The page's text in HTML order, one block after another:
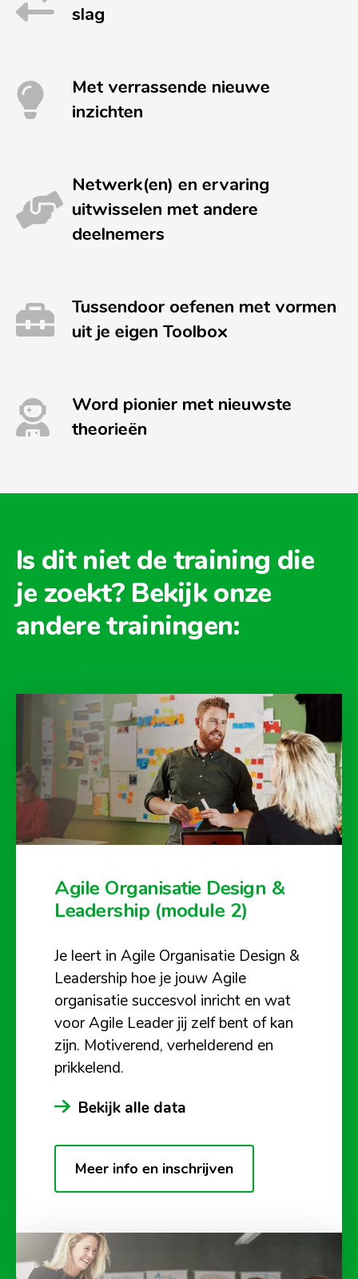
slag
Met verrassende nieuwe
inzichten
Netwerk(en) en ervaring
uitwisselen met andere
deelnemers
Tussendoor oefenen met vormen
uit je eigen Toolbox
Word pionier met nieuwste
theorieën
Is dit niet de training die
je zoekt? Bekijk onze
andere trainingen:
Agile Organisatie Design &
Leadership (module 2)
Je leert in Agile Organisatie Design &
Leadership hoe je jouw Agile
organisatie succesvol inricht en wat
voor Agile Leader jij zelf bent of kan
zijn. Motiverend, verhelderend en
prikkelend.
Bekijk alle data
Meer info en inschrijven